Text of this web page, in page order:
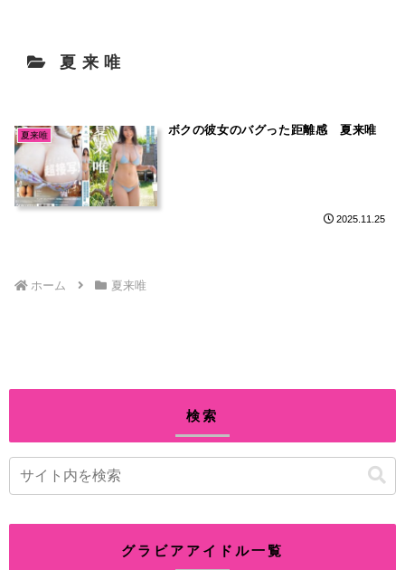
夏来唯
夏来唯 ボクの彼女のバグった距離感 夏来唯
2025.11.25
ホーム 夏来唯
検索
グラビアアイドル一覧